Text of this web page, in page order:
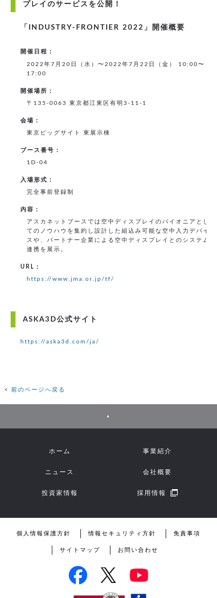
プレイのサービスを公開！
「INDUSTRY-FRONTIER 2022」開催概要
開催日程：
2022年7月20日（水）〜2022年7月22日（金） 10:00〜
17:00
開催場所：
〒135-0063 東京都江東区有明3-11-1
会場：
東京ビッグサイト 東展示棟
ブース番号：
1D-04
入場形式：
完全事前登録制
内容：
アスカネットブースでは空中ディスプレイのパイオニアとし
てのノウハウを集約し設計した 組込み可能な空中入力デバイ
スや、パートナー企業による空中ディスプレイとのシステム
連携を展示。
URL：
https://www.jma.or.jp/tf/
ASKA3D公式サイト
https://aska3d.com/ja/
前のページへ戻る
▲
ホーム 事業紹介
ニュース 会社概要
投資家情報 採用情報
個人情報保護方針 情報セキュリティ方針 免責事項
サイトマップ お問い合わせ